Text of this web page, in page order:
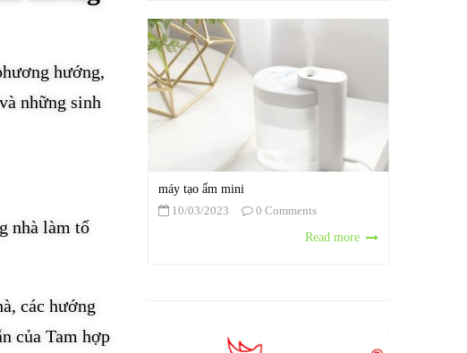
hướng,
những sinh
nhà làm tổ
các hướng
của Tam hợp
máy tạo ẩm mini
10/03/2023
0 Comments
Read more